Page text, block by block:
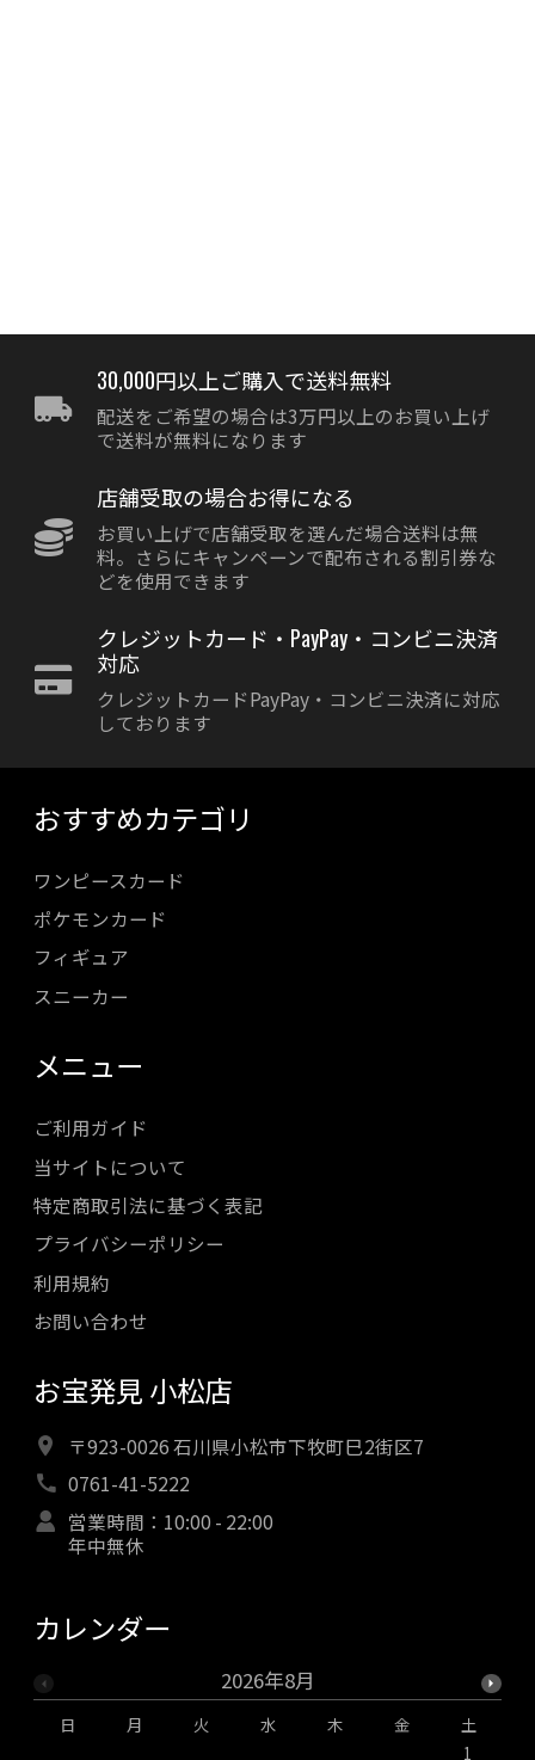
30,000円以上ご購入で送料無料
配送をご希望の場合は3万円以上のお買い上げ
で送料が無料になります
店舗受取の場合お得になる
お買い上げで店舗受取を選んだ場合送料は無
料。さらにキャンペーンで配布される割引券な
どを使用できます
クレジットカード・PayPay・コンビニ決済
対応
クレジットカードPayPay・コンビニ決済に対応
しております
おすすめカテゴリ
ワンピースカード
ポケモンカード
フィギュア
スニーカー
メニュー
ご利用ガイド
当サイトについて
特定商取引法に基づく表記
プライバシーポリシー
利用規約
お問い合わせ
お宝発見 小松店
〒923-0026 石川県小松市下牧町巳2街区7
0761-41-5222
営業時間：10:00 - 22:00
年中無休
カレンダー
2026年8月
日 月 火 水 木 金
土
1